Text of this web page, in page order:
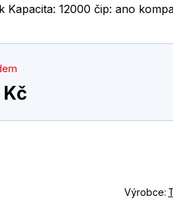
Kapacita: 12000 čip: ano
Kč
Výrobce: